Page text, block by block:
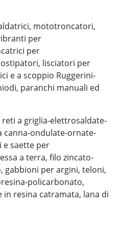
mototroncatori,
per
per
lisciatori per
e a scoppio Ruggerini-
paranchi manuali ed
reti a griglia-elettrosaldate-
canna-ondulate-ornate-
e saette per
a terra, filo zincato-
gabbioni per argini, teloni,
policarbonato,
resina catramata, lana di